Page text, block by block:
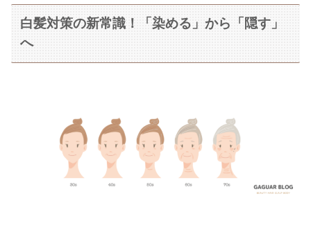
白髪対策の新常識！「染める」から「隠す」
へ